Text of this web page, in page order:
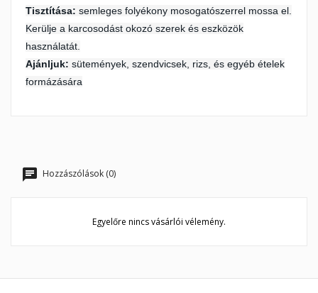
Tisztítása: semleges folyékony mosogatószerrel mossa el.
Kerülje a karcosodást okozó szerek és eszközök
használatát.
Ajánljuk: sütemények, szendvicsek, rizs, és egyéb ételek
formázására
Hozzászólások (0)
Egyelőre nincs vásárlói vélemény.